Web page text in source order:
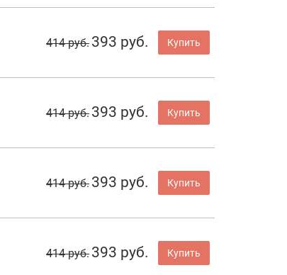
414 руб. 393 руб. Купить
414 руб. 393 руб. Купить
414 руб. 393 руб. Купить
414 руб. 393 руб. Купить